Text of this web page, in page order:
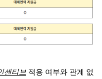
센티브적용 여부와 관계 없